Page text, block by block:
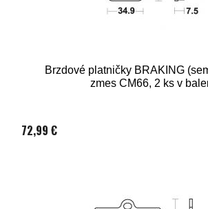
Brzdové platničky BRAKING
zmes CM66, 2 ks v
72,99 €